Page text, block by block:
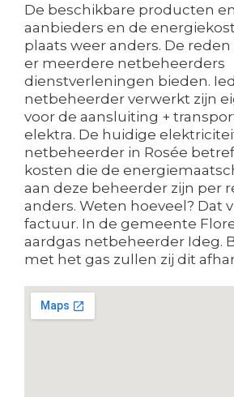
De beschikbare producten
aanbieders en de
plaats weer anders. De
er meerdere netbeheerders
dienstverleningen bieden.
netbeheerder verwerkt zijn
voor de aansluiting +
elektra. De huidige
netbeheerder in Rosée
kosten die de
aan deze beheerder zijn per
anders. Weten hoeveel? Dat
factuur. In de gemeente
aardgas netbeheerder Ideg.
met het gas zullen zij dit